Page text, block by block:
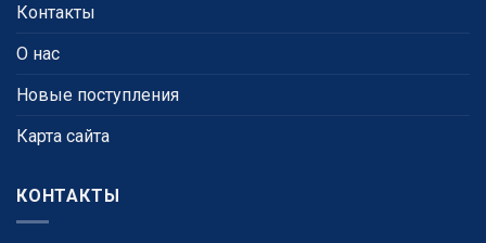
Контакты
О нас
Новые поступления
Карта сайта
КОНТАКТЫ